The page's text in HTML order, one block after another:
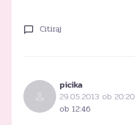
Citiraj
picika
29.05.2013 ob 20:20
ob 12:46